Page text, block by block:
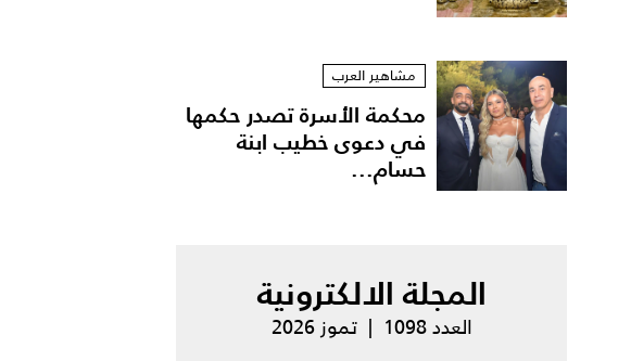
مشاهير العرب
محكمة الأسرة تصدر حكمها
في دعوى خطيب ابنة
حسام...
المجلة الالكترونية
العدد 1098 | تموز 2026